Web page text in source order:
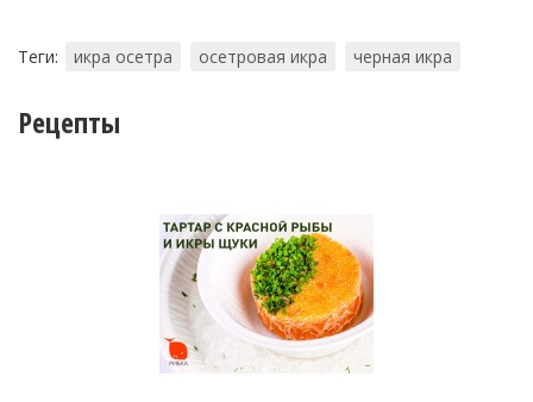
Теги: икра осетра осетровая икра черная икра
Рецепты